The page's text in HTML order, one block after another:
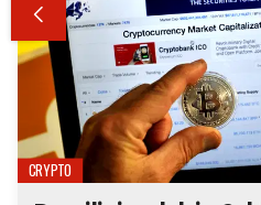

CRYPTO